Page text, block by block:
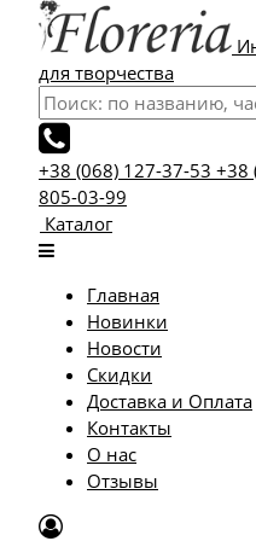
для творчества
+38 (068) 127-37-53 +38
805-03-99
Каталог
Главная
Новинки
Новости
Скидки
Доставка и Оплата
Контакты
О нас
Отзывы